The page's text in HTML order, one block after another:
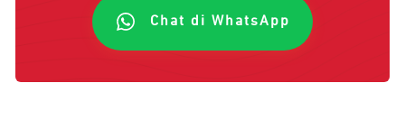
Chat di WhatsApp